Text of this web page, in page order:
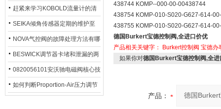
工作原理了解吗？
赶紧来学习KOBOLD流量计的清
洗流程吧
SEIKA倾角传感器定期的维护至
关重要
NOVA气控阀的故障处理方法有哪
些？
BESWICK调节器卡堵和泄漏的两
大问题解决措施
0820056101安沃驰电磁阀核心技
术参数
如何判断Proportion-Air压力调节
438744 KOMP--000-00-
438754 KOMP-010-S020-
438755 KOMP-010-S020-G627-614-
德国Burkert宝德控制阀,全进口价优
产品相关关键字：
Burkert控制阀 宝德办
如果你对德国Burkert宝德控制阀,全进
产品：